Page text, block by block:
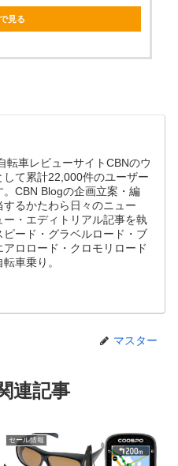
見る
転車レビューサイトCBNのウ
して累計22,000件のユーザー
。CBN Blogの企画立案・編
するかたわら日々のニュー
ー・エディトリアル記事を執
ピード・グラベルロード・ブ
アロロード・クロモリロード
車乗り。
マスター
連記事
セール情報